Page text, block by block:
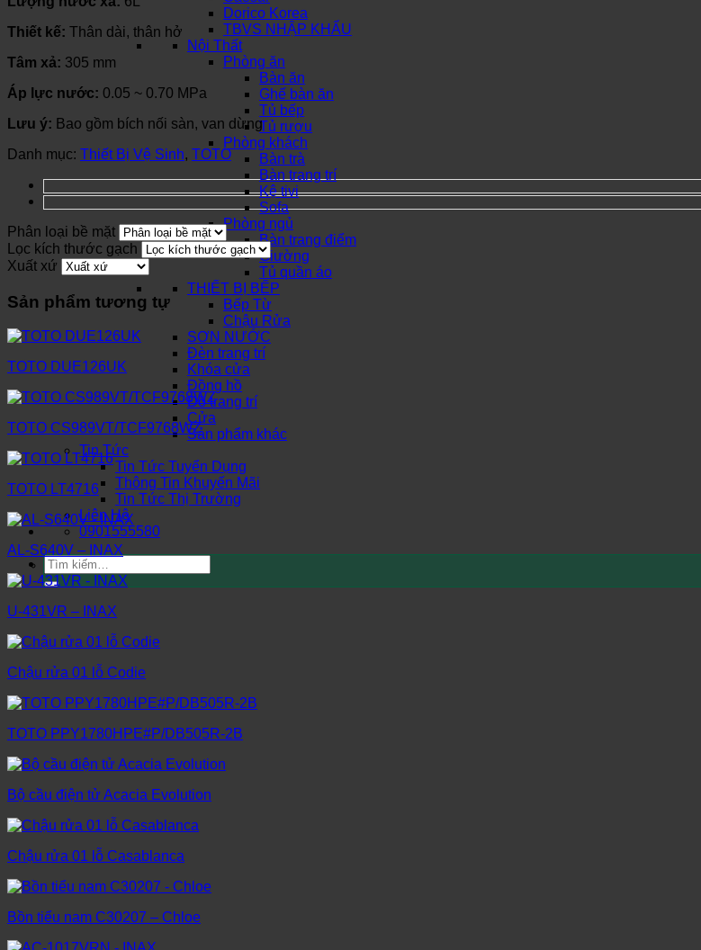
Dorico Korea
TBVS NHẬP KHẨU
Nội Thất
Phòng ăn
Bàn ăn
Ghế bàn ăn
Tủ bếp
Tủ rượu
Phòng khách
Bàn trà
Bàn trang trí
Kệ tivi
Sofa
Phòng ngủ
Bàn trang điểm
Giường
Tủ quần áo
THIẾT BỊ BẾP
Bếp Từ
Chậu Rửa
SƠN NƯỚC
Đèn trang trí
Khóa cửa
Đồng hồ
Đồ trang trí
Cửa
Sản phẩm khác
Tin Tức
Tin Tức Tuyển Dụng
Thông Tin Khuyến Mãi
Tin Tức Thị Trường
Liên Hệ
0901555580
Tìm
kiếm:
Thiết kế: Thân dài, thân hở
Tâm xả: 305 mm
Áp lực nước: 0.05 ~ 0.70 MPa
Lưu ý: Bao gồm bích nối sàn, van dừng
Danh mục: Thiết Bị Vệ Sinh, TOTO
Phân loại bề mặt
Lọc kích thước gạch
Xuất xứ
Sản phẩm tương tự
TOTO DUE126UK
TOTO CS989VT/TCF9768WZ
TOTO LT4716
AL-S640V – INAX
U-431VR – INAX
Chậu rửa 01 lỗ Codie
TOTO PPY1780HPE#P/DB505R-2B
Bộ cầu điện tử Acacia Evolution
Chậu rửa 01 lỗ Casablanca
Bồn tiểu nam C30207 – Chloe